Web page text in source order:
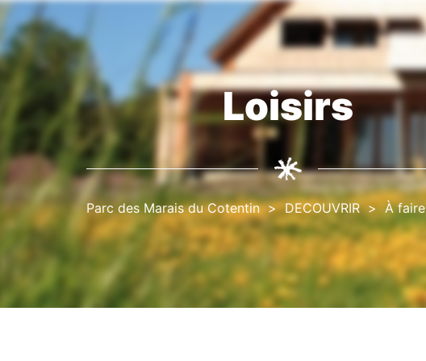
Fil
d'Ariane Loisirs
Parc des Marais du Cotentin DECOUVRIR À faire